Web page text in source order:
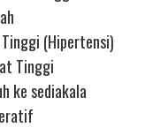
(Hipertensi)
Tinggi
ke sediakala